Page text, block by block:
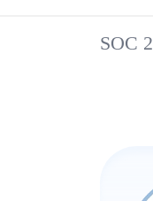
SOC 2